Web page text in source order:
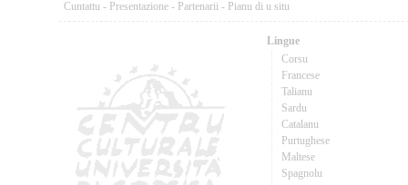
Cuntattu - Presentazione - Partenarii - Pianu di u situ
Lingue
Corsu
Francese
Talianu
Sardu
Catalanu
Purtughese
Maltese
Spagnolu